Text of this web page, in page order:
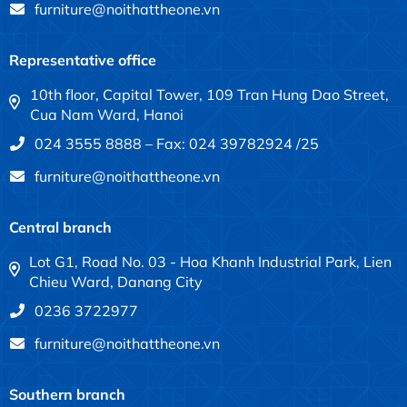
furniture@noithattheone.vn
Representative office
10th floor, Capital Tower, 109 Tran Hung Dao Street,
Cua Nam Ward, Hanoi
024 3555 8888 – Fax: 024 39782924 /25
furniture@noithattheone.vn
Central branch
Lot G1, Road No. 03 - Hoa Khanh Industrial Park, Lien
Chieu Ward, Danang City
0236 3722977
furniture@noithattheone.vn
Southern branch